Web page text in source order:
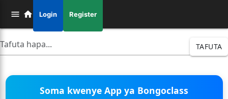
Login Register
TAFUTA
Soma kwenye App ya Bongoclass